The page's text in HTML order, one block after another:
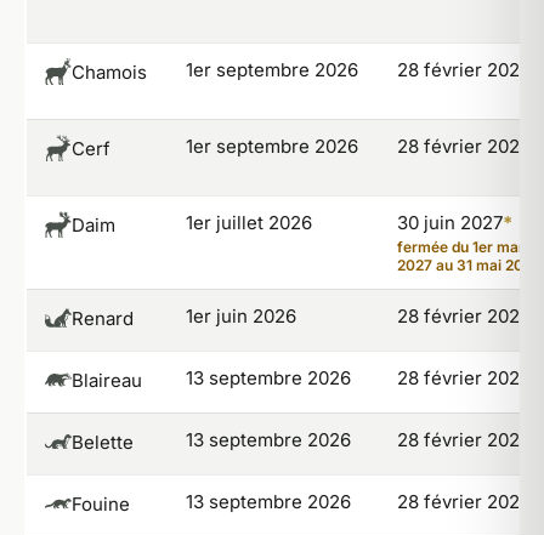
Chamois 1er septembre 2026 28 février 2027
Cerf 1er septembre 2026 28 février 2027
Daim 1er juillet 2026 30 juin 2027*
fermée du 1er mars
2027 au 31 mai 2027
Renard 1er juin 2026 28 février 2027
Blaireau 13 septembre 2026 28 février 2027
Belette 13 septembre 2026 28 février 2027
Fouine 13 septembre 2026 28 février 2027